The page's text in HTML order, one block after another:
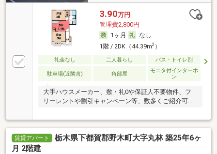
3.90万円
管理費2,800円
1ヶ月
なし
1階 / 2DK（44.39m2）
礼金なし 二人暮らし バス・トイレ別
駐車場(近隣含) 角部屋
モニタ付インターホ
ン
大手ハウスメーカー、敷・礼0や保証人不要物件、フ
リーレントや割引キャンペーン等、数多くご紹介可能
賃貸アパート
栃木県下都賀郡野木町大字丸林 築25年6ヶ
月 2階建